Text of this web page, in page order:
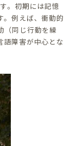
。初期には記憶
。例えば、衝動的
（同じ行動を繰
語障害が中心とな